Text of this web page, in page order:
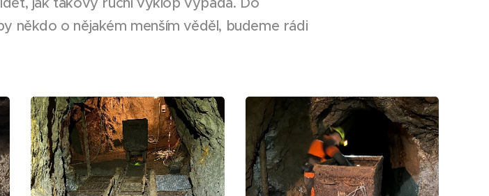
někdo o nějakém menším věděl, budeme rádi